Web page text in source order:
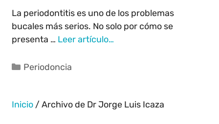
La periodontitis es uno de los problemas
bucales más serios. No solo por cómo se
presenta … Leer artículo…
Periodoncia
Inicio /Archivo de Dr Jorge Luis Icaza